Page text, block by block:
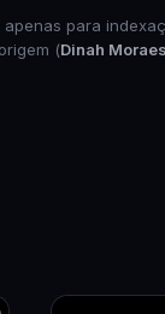
apenas para
(Dinah Moraes